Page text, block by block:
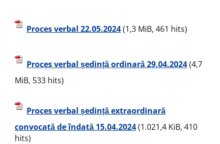
Proces verbal 22.05.2024(1,3 MiB, 461 hits)
Proces verbal ședință ordinară 29.04.2024(4,7
MiB, 533 hits)
Proces verbal ședință extraordinară
convocată de îndată 15.04.2024(1.021,4 KiB, 410
hits)